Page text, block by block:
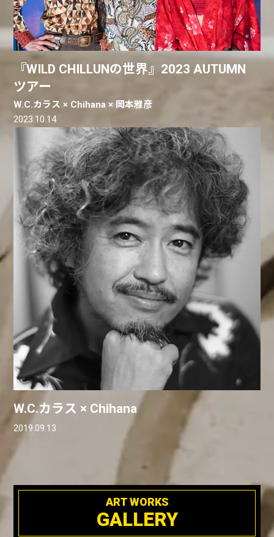
『WILD CHILLUNの世界』2023 AUTUMN
ツアー
W.C.カラス × Chihana × 岡本雅彦
2023.10.14
W.C.カラス × Chihana
2019.09.13
ART WORKS
GALLERY